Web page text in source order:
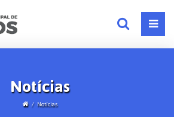
Notícias
Notícias